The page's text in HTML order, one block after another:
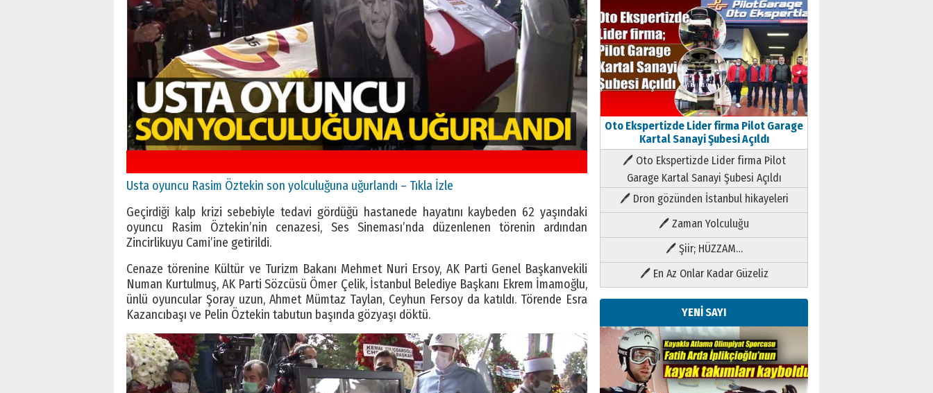
Usta oyuncu Rasim Öztekin son yolculuğuna uğurlandı – Tıkla İzle
Geçirdiği kalp krizi sebebiyle tedavi gördüğü hastanede hayatını kaybeden 62 yaşındaki
oyuncu Rasim Öztekin’nin cenazesi, Ses Sineması’nda düzenlenen törenin ardından
Zincirlikuyu Cami’ine getirildi.
Cenaze törenine Kültür ve Turizm Bakanı Mehmet Nuri Ersoy, AK Parti Genel Başkanvekili
Numan Kurtulmuş, AK Parti Sözcüsü Ömer Çelik, İstanbul Belediye Başkanı Ekrem İmamoğlu,
ünlü oyuncular Şoray uzun, Ahmet Mümtaz Taylan, Ceyhun Fersoy da katıldı. Törende Esra
Kazancıbaşı ve Pelin Öztekin tabutun başında gözyaşı döktü.
Oto Ekspertizde Lider firma Pilot Garage
Kartal Sanayi Şubesi Açıldı
🖊 Oto Ekspertizde Lider firma Pilot
Garage Kartal Sanayi Şubesi Açıldı
🖊 Dron gözünden İstanbul hikayeleri
🖊 Zaman Yolculuğu
🖊 Şiir; HÜZZAM…
🖊 En Az Onlar Kadar Güzeliz
YENİ SAYI